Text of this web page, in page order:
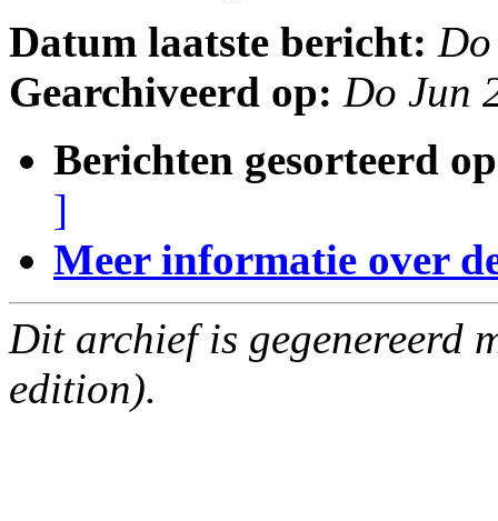
Datum laatste bericht:
Gearchiveerd op: Do Jun
Berichten gesorteerd
]
Meer informatie over
Dit archief is gegenereerd
edition).